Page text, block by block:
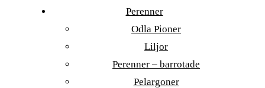
Perenner
Odla Pioner
Liljor
Perenner – barrotade
Pelargoner